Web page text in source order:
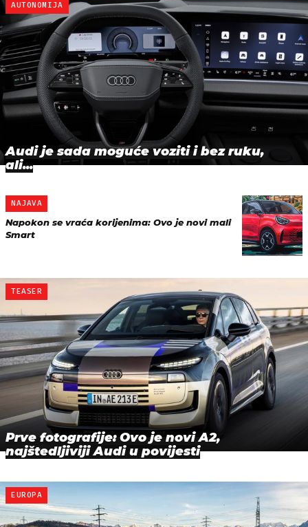
AUTONOMIJA
Audi je sada moguće voziti i bez ruku,
ali...
NAJAVA
Napokon se vraća korijenima: Ovo je novi mali
Smart
TEASER
Prve fotografije: Ovo je novi A2,
najštedljiviji Audi u povijesti
EUROPA